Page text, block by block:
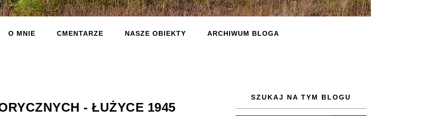
O MNIE CMENTARZE NASZE OBIEKTY ARCHIWUM BLOGA
- ŁUŻYCE 1945
SZUKAJ NA TYM BLOGU